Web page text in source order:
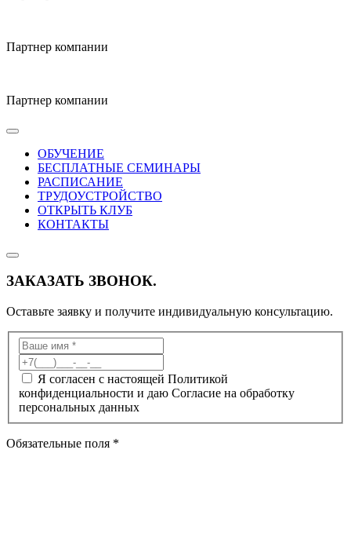
Партнер компании
Партнер компании
ОБУЧЕНИЕ
БЕСПЛАТНЫЕ СЕМИНАРЫ
РАСПИСАНИЕ
ТРУДОУСТРОЙСТВО
ОТКРЫТЬ КЛУБ
КОНТАКТЫ
ЗАКАЗАТЬ ЗВОНОК.
Оставьте заявку и получите индивидуальную консультацию.
Я согласен с настоящей Политикой
конфиденциальности и даю Согласие на обработку
персональных данных
Обязательные поля *